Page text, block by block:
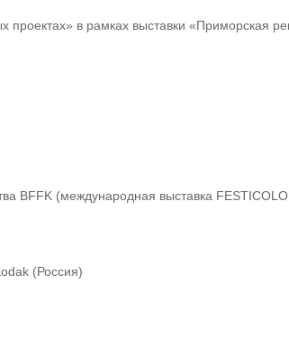
проектах» в рамках выставки «Приморская
BFFK (международная выставка
(Россия)